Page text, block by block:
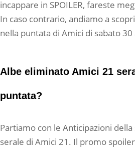
incappare in SPOILER, fareste
In caso contrario, andiamo a
nella puntata di Amici di sabato
Albe eliminato Amici 21
puntata?
Partiamo con le Anticipazioni
serale di Amici 21. Il promo